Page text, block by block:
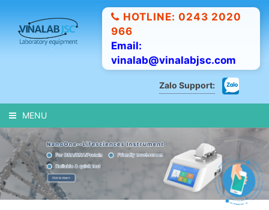
HOTLINE: 0243 2020
966
Email:
vinalab@vinalabjsc.com
Zalo Support:
MENU